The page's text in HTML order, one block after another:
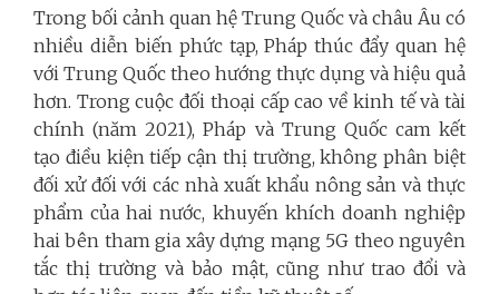
Trong bối cảnh quan hệ Trung Quốc và châu Âu có
nhiều diễn biến phức tạp, Pháp thúc đẩy quan hệ
với Trung Quốc theo hướng thực dụng và hiệu quả
hơn. Trong cuộc đối thoại cấp cao về kinh tế và tài
chính (năm 2021), Pháp và Trung Quốc cam kết
tạo điều kiện tiếp cận thị trường, không phân biệt
đối xử đối với các nhà xuất khẩu nông sản và thực
phẩm của hai nước, khuyến khích doanh nghiệp
hai bên tham gia xây dựng mạng 5G theo nguyên
tắc thị trường và bảo mật, cũng như trao đổi và